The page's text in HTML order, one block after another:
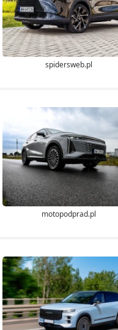
spidersweb.pl
motopodprad.pl